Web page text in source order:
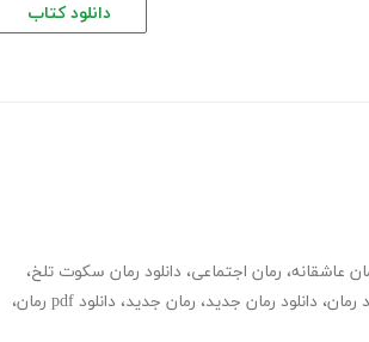
دانلود کتاب
عاشقانه، رمان اجتماعی، دانلود رمان سکوت تلخ،
رمان، دانلود رمان جدید، رمان جدید، دانلود pdf رمان
،